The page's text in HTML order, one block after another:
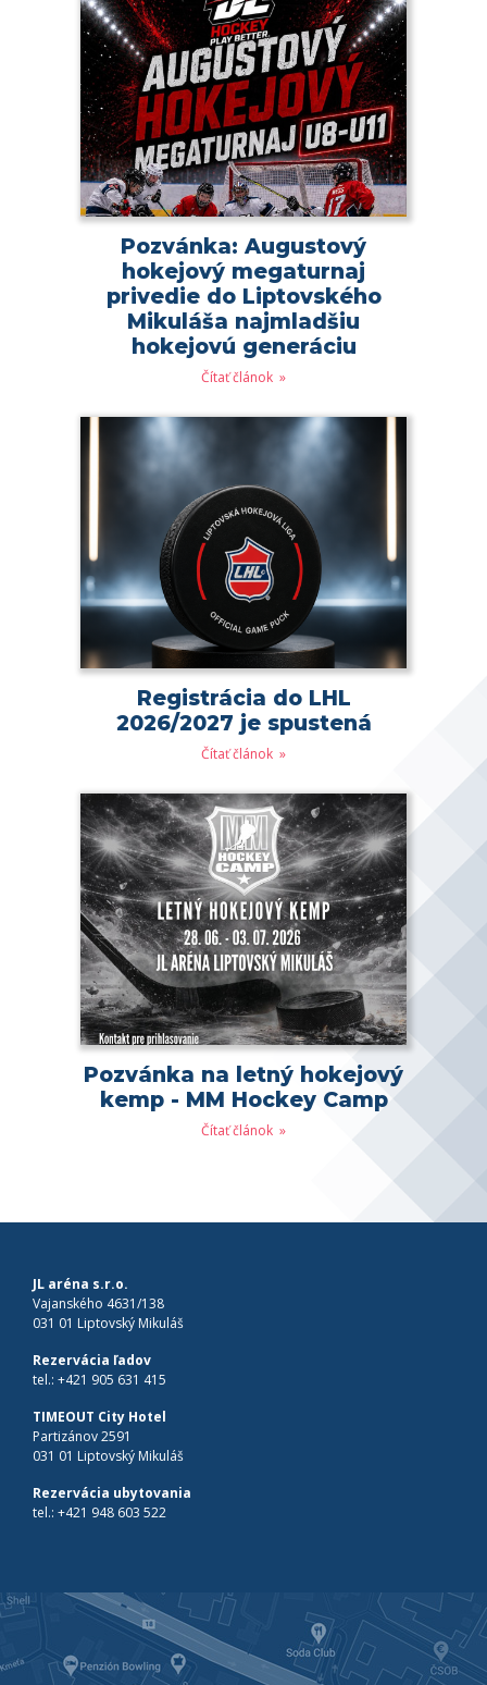
Pozvánka: Augustový
hokejový megaturnaj
privedie do Liptovského
Mikuláša najmladšiu
hokejovú generáciu
Čítať článok
Registrácia do LHL
2026/2027 je spustená
Čítať článok
Pozvánka na letný hokejový
kemp - MM Hockey Camp
Čítať článok
JL aréna s.r.o.
Vajanského 4631/138
031 01 Liptovský Mikuláš
Rezervácia ľadov
tel.: +421 905 631 415
TIMEOUT City Hotel
Partizánov 2591
031 01 Liptovský Mikuláš
Rezervácia ubytovania
tel.: +421 948 603 522